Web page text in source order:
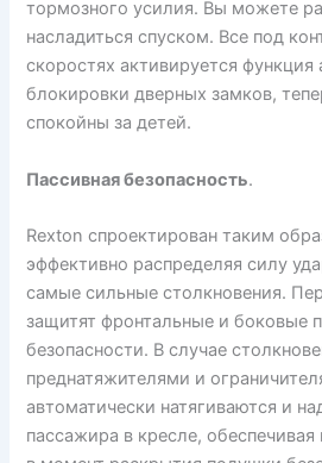
тормозного усилия. Вы можете
насладиться спуском. Все под
скоростях активируется функция
блокировки дверных замков,
спокойны за детей.
Пассивная безопасность.
Rexton спроектирован таким
эффективно распределяя силу
самые сильные столкновения.
защитят фронтальные и боковые
безопасности. В случае
преднатяжителями и
автоматически натягиваются и
пассажира в кресле,